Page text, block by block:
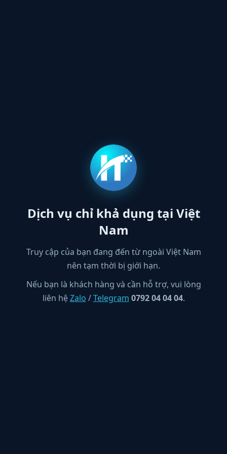
Dịch vụ chỉ khả dụng tại Việt
Nam
Truy cập của bạn đang đến từ ngoài Việt Nam
nên tạm thời bị giới hạn.
Nếu bạn là khách hàng và cần hỗ trợ, vui lòng
liên hệZalo /Telegram 0792 04 04 04.